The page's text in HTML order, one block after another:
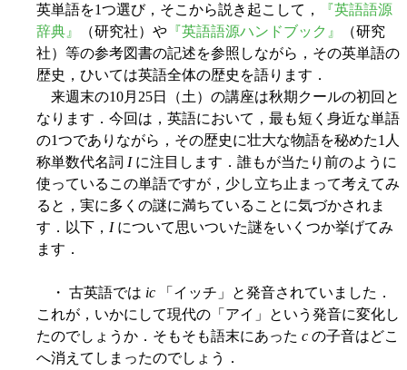
英単語を1つ選び，そこから説き起こして，
『英語語源
辞典』
（研究社）や 『英語語源ハンドブック』
（研究
社）等の参考図書の記述を参照しながら，その英単語の
歴史，ひいては英語全体の歴史を語ります．
来週末の10月25日（土）の講座は秋期クールの初回と
なります．今回は，英語において，最も短く身近な単語
の1つでありながら，その歴史に壮大な物語を秘めた1人
称単数代名詞 Iに注目します．誰もが当たり前のように
使っているこの単語ですが，少し立ち止まって考えてみ
ると，実に多くの謎に満ちていることに気づかされま
す．以下， Iについて思いついた謎をいくつか挙げてみ
ます．
・ 古英語では ic 「イッチ」と発音されていました．
これが，いかにして現代の「アイ」という発音に変化し
たのでしょうか．そもそも語末にあった c の子音はどこ
へ消えてしまったのでしょう．